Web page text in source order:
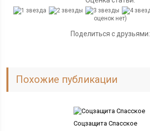
оценок нет)
Поделиться с друзьями:
Похожие публикации
Соцзащита Спасское